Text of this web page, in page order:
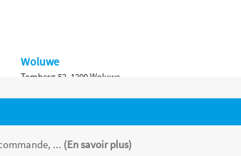
... (En savoir plus)
Woluwe
Tomberg 52, 1200 Woluwe
Namur